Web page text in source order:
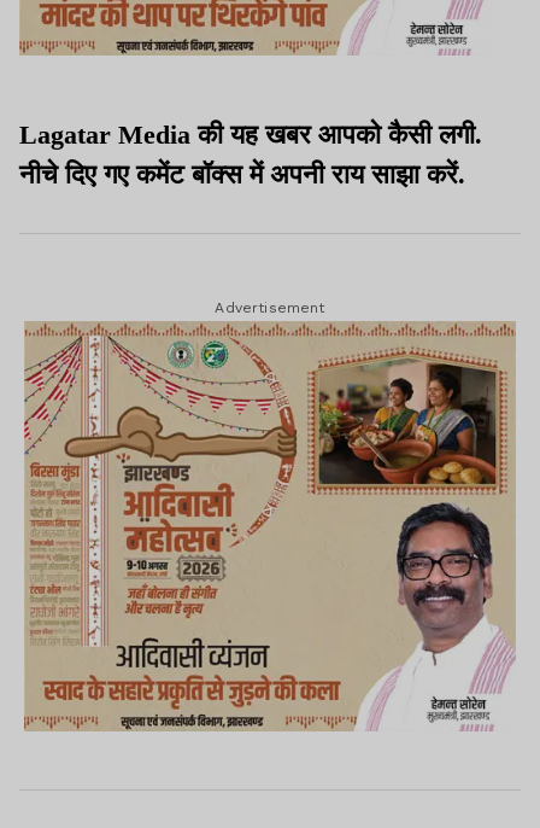
Lagatar Media की यह खबर आपको कैसी लगी.
नीचे दिए गए कमेंट बॉक्स में अपनी राय साझा करें.
Advertisement